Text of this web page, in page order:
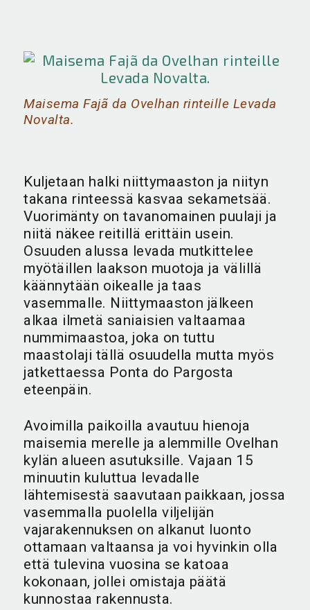
Maisema Fajã da Ovelhan rinteille Levada
Novalta.
Kuljetaan halki niittymaaston ja niityn
takana rinteessä kasvaa sekametsää.
Vuorimänty on tavanomainen puulaji ja
niitä näkee reitillä erittäin usein.
Osuuden alussa levada mutkittelee
myötäillen laakson muotoja ja välillä
käännytään oikealle ja taas
vasemmalle. Niittymaaston jälkeen
alkaa ilmetä saniaisien valtaamaa
nummimaastoa, joka on tuttu
maastolaji tällä osuudella mutta myös
jatkettaessa Ponta do Pargosta
eteenpäin.
Avoimilla paikoilla avautuu hienoja
maisemia merelle ja alemmille Ovelhan
kylän alueen asutuksille. Vajaan 15
minuutin kuluttua levadalle
lähtemisestä saavutaan paikkaan, jossa
vasemmalla puolella viljelijän
vajarakennuksen on alkanut luonto
ottamaan valtaansa ja voi hyvinkin olla
että tulevina vuosina se katoaa
kokonaan, jollei omistaja päätä
kunnostaa rakennusta.